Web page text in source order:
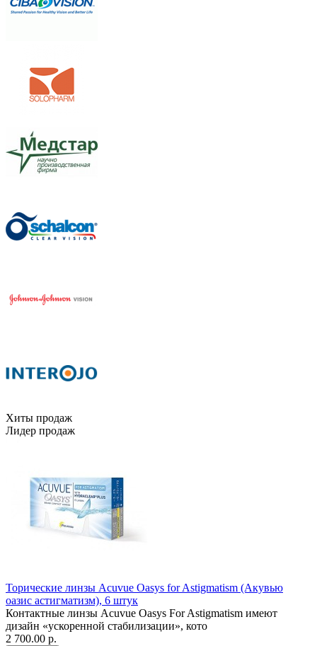
Хиты продаж
Лидер продаж
Торические линзы Acuvue Oasys for Astigmatism (Акувью
оазис астигматизм), 6 штук
Контактные линзы Acuvue Oasys For Astigmatism имеют
дизайн «ускоренной стабилизации», кото
2 700.00 р.